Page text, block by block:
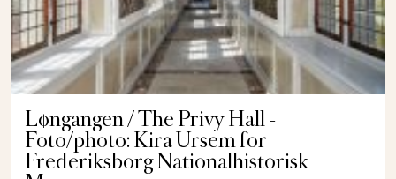
Løngangen / The Privy Hall -
Foto/photo: Kira Ursem for
Frederiksborg Nationalhistorisk